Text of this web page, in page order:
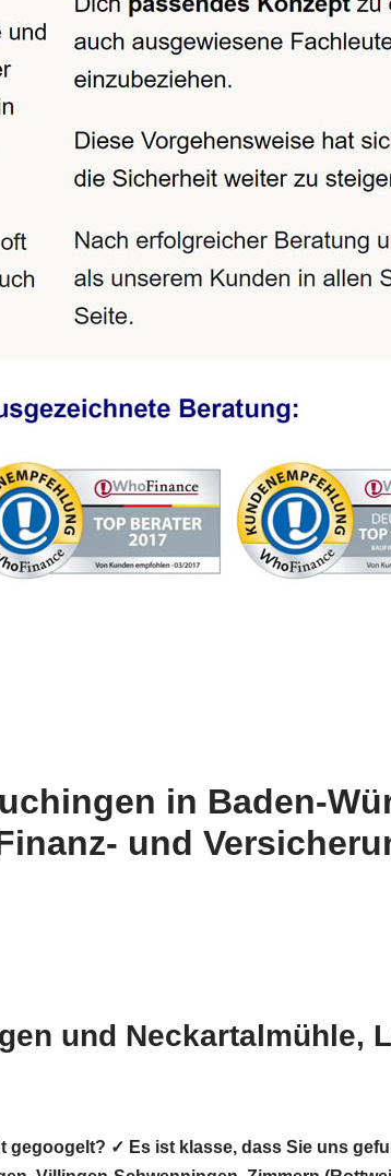
in Baden-
und
und Neckartalmühle,
gegoogelt? ✓ Es ist klasse, dass Sie uns